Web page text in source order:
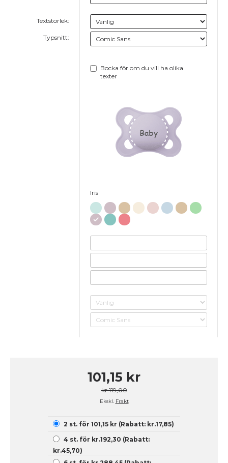
Textstorlek:
Typsnitt:
Bocka för om du vill ha olika
texter
Baby
Iris
101,15 kr
kr.119,00
Ekskl. Frakt
2 st. för 101,15 kr (Rabatt: kr.17,85)
4 st. för kr.192,30 (Rabatt:
kr.45,70)